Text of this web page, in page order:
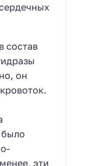
состав
он
эти